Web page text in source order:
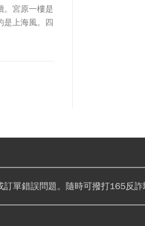
。宮原一樓是
是上海風。四
百多公尺，
單錯誤問題。隨時可撥打165反詐